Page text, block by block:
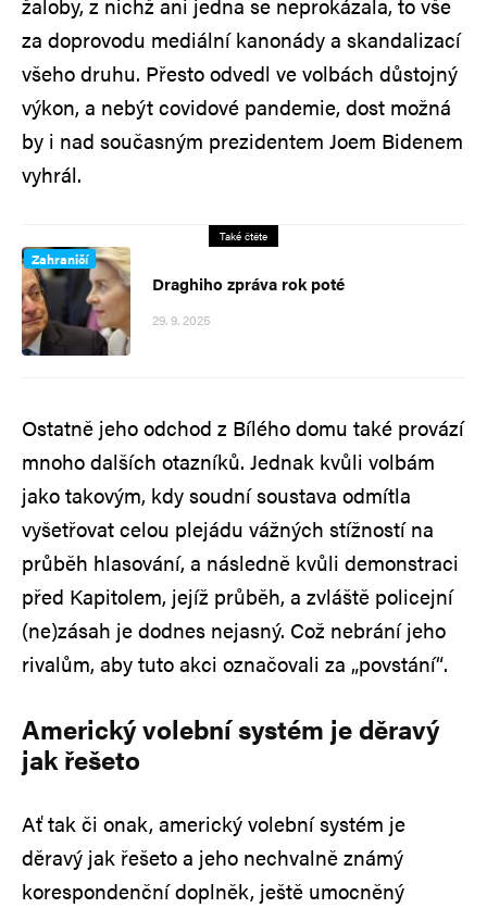
žaloby, z nichž ani jedna se neprokázala, to vše
za doprovodu mediální kanonády a skandalizací
všeho druhu. Přesto odvedl ve volbách důstojný
výkon, a nebýt covidové pandemie, dost možná
by i nad současným prezidentem Joem Bidenem
vyhrál.
Také čtěte
Zahraničí
Draghiho zpráva rok poté
29. 9. 2025
Ostatně jeho odchod z Bílého domu také provází
mnoho dalších otazníků. Jednak kvůli volbám
jako takovým, kdy soudní soustava odmítla
vyšetřovat celou plejádu vážných stížností na
průběh hlasování, a následně kvůli demonstraci
před Kapitolem, jejíž průběh, a zvláště policejní
(ne)zásah je dodnes nejasný. Což nebrání jeho
rivalům, aby tuto akci označovali za „povstání“.
Americký volební systém je děravý
jak řešeto
Ať tak či onak, americký volební systém je
děravý jak řešeto a jeho nechvalně známý
korespondenční doplněk, ještě umocněný